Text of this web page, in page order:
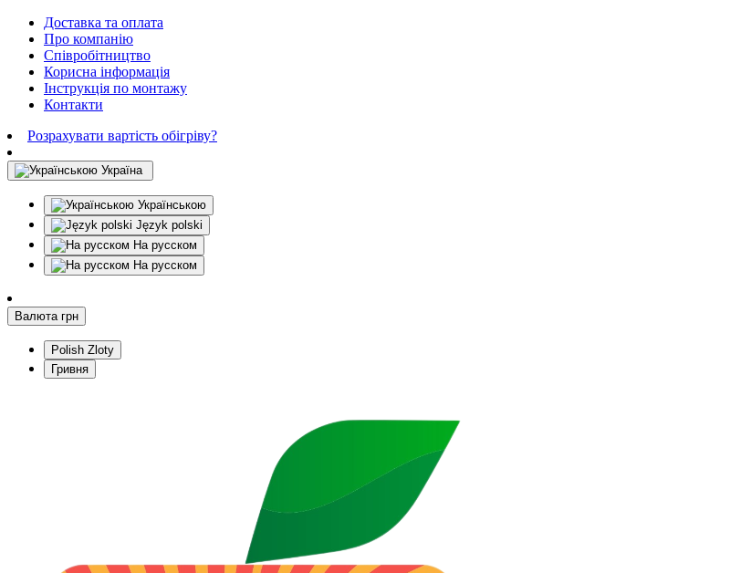
Доставка та оплата
Про компанію
Співробітництво
Корисна інформація
Інструкція по монтажу
Контакти
Розрахувати вартість обігріву?
Україна
Українською
Język polski
На русском
На русском
Валюта грн
Polish Zloty
Гривня